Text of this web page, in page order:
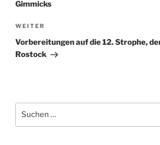
Gimmicks
Nächster
Beitrag
WEITER
Vorbereitungen auf die 12. Strophe,
Rostock
Suchen